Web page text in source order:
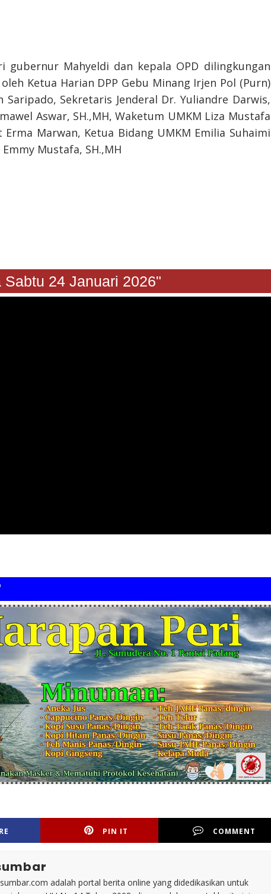
gubernur Mahyeldi dan kepala OPD dilingkungan
Ketua Harian DPP Gebu Minang Irjen Pol (Purn)
Sekretaris Jenderal Dr. Yuliandre Darwis,
Aswar, SH.,MH, Waketum UMKM Liza Mustafa
Marwan, ⁠Ketua Bidang UMKM Emilia Suhaimi
Mustafa, SH.,MH
Sabtu 24 Januari 2026"
PIN IT COMMENT
adalah portal berita online yang didedikasikan untuk